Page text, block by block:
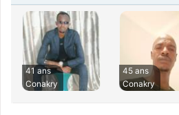
41 ans
Conakry
45 ans
Conakry